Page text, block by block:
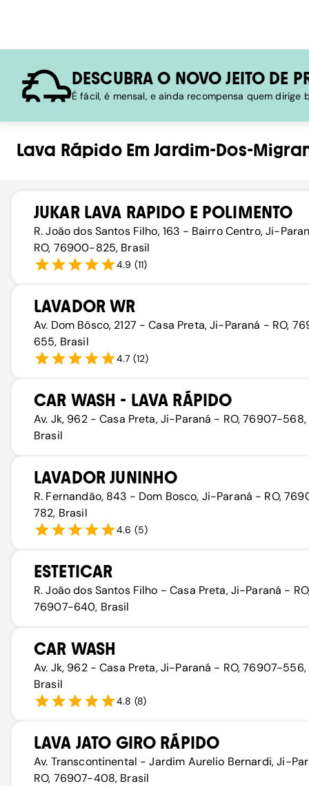
DESCUBRA O NOVO JEITO DE
É fácil, é mensal, e ainda recompensa quem dirige
Lava RápidoEmJardim-Dos-
JUKAR LAVA RAPIDO E POLIMENTO
R. João dos Santos Filho, 163 - Bairro Centro, Ji-
RO, 76900-825, Brasil
4.9 (11)
LAVADOR WR
Av. Dom Bôsco, 2127 - Casa Preta, Ji-Paraná - RO,
655, Brasil
4.7 (12)
CAR WASH - LAVA RÁPIDO
Av. Jk, 962 - Casa Preta, Ji-Paraná - RO, 76907-568,
Brasil
LAVADOR JUNINHO
R. Fernandão, 843 - Dom Bosco, Ji-Paraná - RO,
782, Brasil
4.6 (5)
ESTETICAR
R. João dos Santos Filho - Casa Preta, Ji-Paraná -
76907-640, Brasil
CAR WASH
Av. Jk, 962 - Casa Preta, Ji-Paraná - RO, 76907-556,
Brasil
4.8 (8)
LAVA JATO GIRO RÁPIDO
Av. Transcontinental - Jardim Aurelio Bernardi, Ji-
RO, 76907-408, Brasil